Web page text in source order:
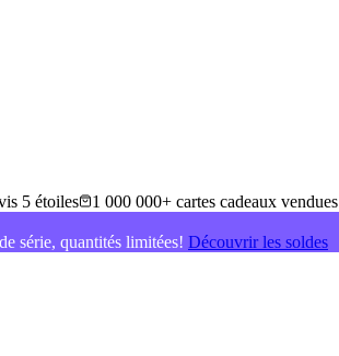
5 étoiles 1 000 000+ cartes cadeaux vendues
série, quantités limitées! Découvrir les soldes